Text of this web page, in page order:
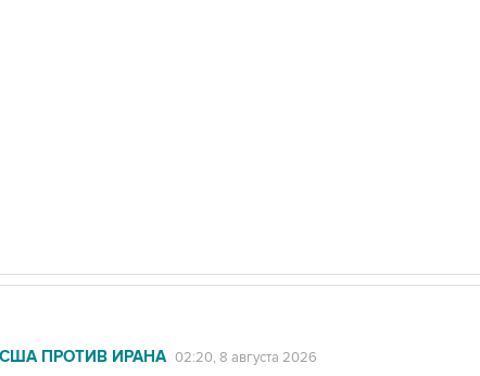
ПРОТИВ ИРАНА 02:20, 8 августа 2026